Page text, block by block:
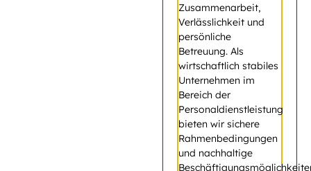
Zusammenarbeit,
Verlässlichkeit und
persönliche
Betreuung. Als
wirtschaftlich stabiles
Unternehmen im
Bereich der
Personaldienstleistung
bieten wir sichere
Rahmenbedingungen
und nachhaltige